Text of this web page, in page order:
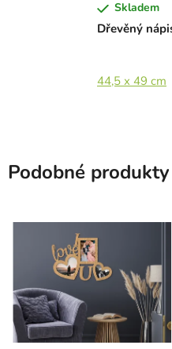
Dřevěný
Skladem
44,5 x 49 cm
Podobné produkty